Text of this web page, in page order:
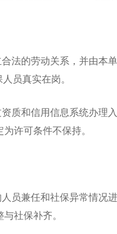
的劳动关系，并由本
员真实在岗。
和信用信息系统办理
许可条件不保持。
兼任和社保异常情况
社保补齐。